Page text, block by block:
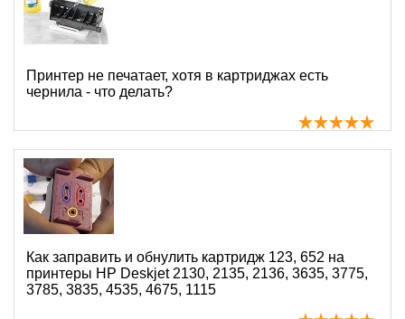
Принтер не печатает, хотя в картриджах есть
чернила - что делать?
Как заправить и обнулить картридж 123, 652 на
принтеры HP Deskjet 2130, 2135, 2136, 3635, 3775,
3785, 3835, 4535, 4675, 1115